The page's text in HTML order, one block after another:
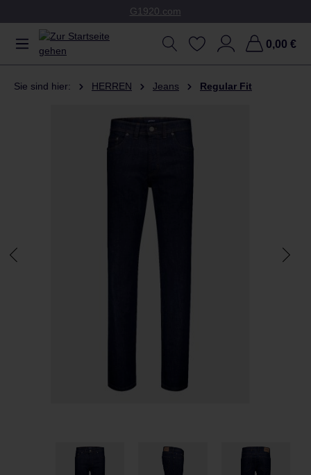
G1920.com
0,00 €
Sie sind hier: HERREN Jeans Regular Fit